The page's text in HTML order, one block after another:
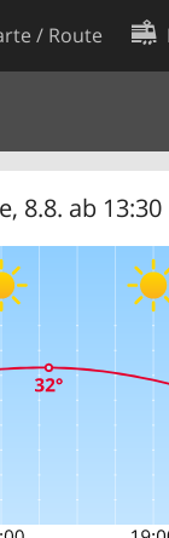
/ Route
8.8. ab 13:30